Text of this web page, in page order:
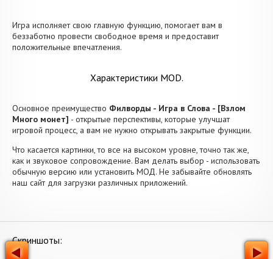
Игра исполняет свою главную функцию, помогает вам в
беззаботно провести свободное время и предоставит
положительные впечатления.
Характеристики MOD.
Основное преимущество Филворды - Игра в Слова - [Взлом
Много монет] - открытые перспективы, которые улучшат
игровой процесс, а вам не нужно открывать закрытые функции.
Что касается картинки, то все на высоком уровне, точно так же,
как и звуковое сопровождение. Вам делать выбор - использовать
обычную версию или установить МОД. Не забывайте обновлять
наш сайт для загрузки различных приложений.
Скриншоты: